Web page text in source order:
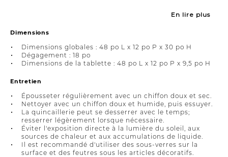
En lire plus
Dimensions
Dimensions globales : 48 po L x 12 po P x 30 po H
Dégagement : 18 po
Dimensions de la tablette : 48 po L x 12 po P x 9,5 po H
Entretien
Épousseter régulièrement avec un chiffon doux et sec.
Nettoyer avec un chiffon doux et humide, puis essuyer.
La quincaillerie peut se desserrer avec le temps;
resserrer légèrement lorsque nécessaire.
Éviter l'exposition directe à la lumière du soleil, aux
sources de chaleur et aux accumulations de liquide.
Il est recommandé d'utiliser des sous-verres sur la
surface et des feutres sous les articles décoratifs.